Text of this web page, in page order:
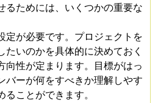
るためには、いくつかの重要な
定が必要です。プロジェクトを
たいのかを具体的に決めておく
向性が定まります。目標がはっ
バーが何をすべきか理解しやす
ることができます。